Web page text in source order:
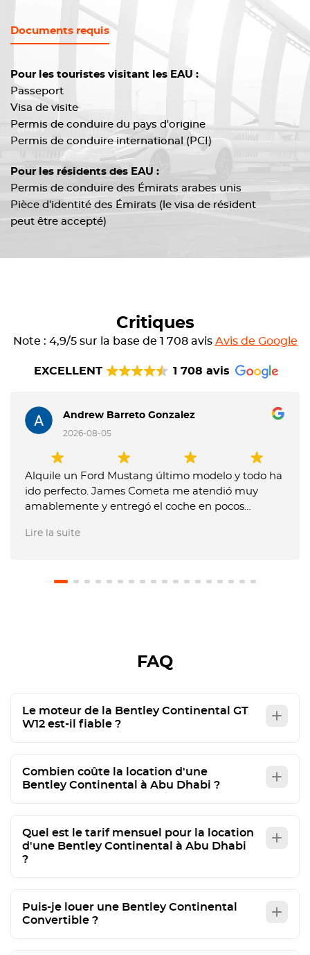
Documents requis
Pour les touristes visitant les EAU :
Passeport
Visa de visite
Permis de conduire du pays d'origine
Permis de conduire international (PCI)
Pour les résidents des EAU :
Permis de conduire des Émirats arabes unis
Pièce d'identité des Émirats (le visa de résident
peut être accepté)
Critiques
Note : 4,9/5 sur la base de 1 708 avis Avis de Google
EXCELLENT 1 708 avis
Andrew Barreto Gonzalez
2026-08-05
Alquile un Ford Mustang último modelo y todo ha
ido perfecto. James Cometa me atendió muy
amablemente y entregó el coche en pocos
dijeron que me tenían que cobrar un extra, pero
el cargo. El coche estaba en perfecto estado.
Lire la suite
FAQ
Le moteur de la Bentley Continental GT
W12 est-il fiable ?
Combien coûte la location d'une
Bentley Continental à Abu Dhabi ?
Quel est le tarif mensuel pour la location
d'une Bentley Continental à Abu Dhabi
?
Puis-je louer une Bentley Continental
Convertible ?